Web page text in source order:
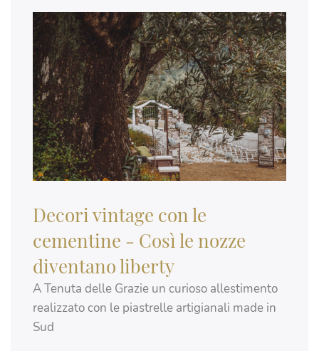
Decori vintage con le
cementine - Così le nozze
diventano liberty
A Tenuta delle Grazie un curioso allestimento
realizzato con le piastrelle artigianali made in
Sud